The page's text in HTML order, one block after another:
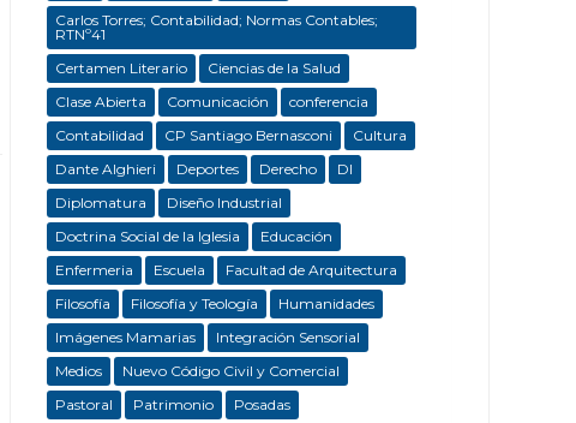
Carlos Torres; Contabilidad; Normas Contables;
RTNº41
Certamen Literario
Ciencias de la Salud
Clase Abierta
Comunicación
conferencia
Contabilidad
CP Santiago Bernasconi
Cultura
Dante Alghieri
Deportes Derecho
DI
Diplomatura
Diseño Industrial
Doctrina Social de la Iglesia
Educación
Enfermeria
Escuela
Facultad de Arquitectura
Filosofía
Filosofía y Teología
Humanidades
Imágenes Mamarias
Integración Sensorial
Medios
Nuevo Código Civil y Comercial
Pastoral
Patrimonio
Posadas